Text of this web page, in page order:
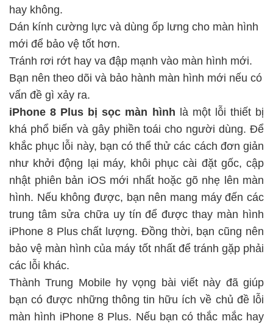
hay không.
Dán kính cường lực và dùng ốp lưng cho màn hình
mới để bảo vệ tốt hơn.
Tránh rơi rớt hay va đập mạnh vào màn hình mới.
Bạn nên theo dõi và bảo hành màn hình mới nếu có
vấn đề gì xảy ra.
iPhone 8 Plus bị sọc màn hình là một lỗi thiết bị
khá phổ biến và gây phiền toái cho người dùng. Để
khắc phục lỗi này, bạn có thể thử các cách đơn giản
như khởi động lại máy, khôi phục cài đặt gốc, cập
nhật phiên bản iOS mới nhất hoặc gõ nhẹ lên màn
hình. Nếu không được, bạn nên mang máy đến các
trung tâm sửa chữa uy tín để được thay màn hình
iPhone 8 Plus chất lượng. Đồng thời, bạn cũng nên
bảo vệ màn hình của máy tốt nhất để tránh gặp phải
các lỗi khác.
Thành Trung Mobile hy vọng bài viết này đã giúp
bạn có được những thông tin hữu ích về chủ đề lỗi
màn hình iPhone 8 Plus. Nếu bạn có thắc mắc hay